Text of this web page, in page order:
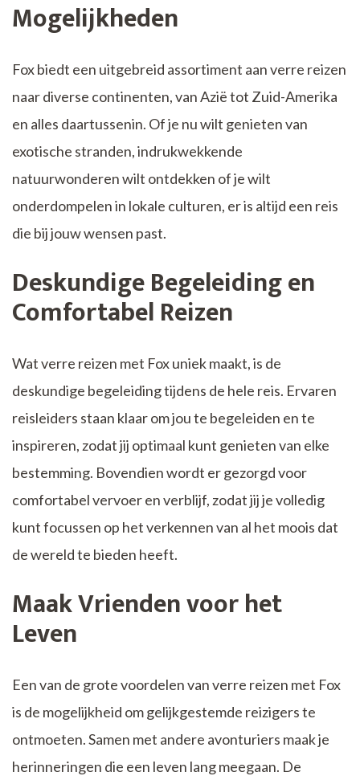
Mogelijkheden
Fox biedt een uitgebreid assortiment aan verre reizen
naar diverse continenten, van Azië tot Zuid-Amerika
en alles daartussenin. Of je nu wilt genieten van
exotische stranden, indrukwekkende
natuurwonderen wilt ontdekken of je wilt
onderdompelen in lokale culturen, er is altijd een reis
die bij jouw wensen past.
Deskundige Begeleiding en
Comfortabel Reizen
Wat verre reizen met Fox uniek maakt, is de
deskundige begeleiding tijdens de hele reis. Ervaren
reisleiders staan klaar om jou te begeleiden en te
inspireren, zodat jij optimaal kunt genieten van elke
bestemming. Bovendien wordt er gezorgd voor
comfortabel vervoer en verblijf, zodat jij je volledig
kunt focussen op het verkennen van al het moois dat
de wereld te bieden heeft.
Maak Vrienden voor het
Leven
Een van de grote voordelen van verre reizen met Fox
is de mogelijkheid om gelijkgestemde reizigers te
ontmoeten. Samen met andere avonturiers maak je
herinneringen die een leven lang meegaan. De